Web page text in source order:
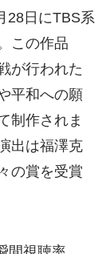
28日にTBS系
この作品
が行われた
平和への願
制作されま
出は福澤克
の賞を受賞